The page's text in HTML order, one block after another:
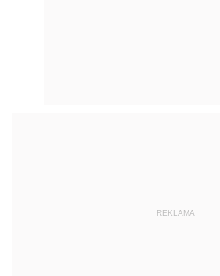
REKLAMA